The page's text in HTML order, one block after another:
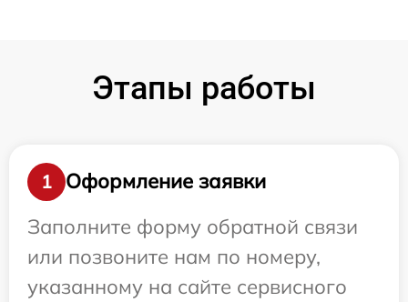
Этапы работы
1
Оформление заявки
Заполните форму обратной связи
или позвоните нам по номеру,
указанному на сайте сервисного